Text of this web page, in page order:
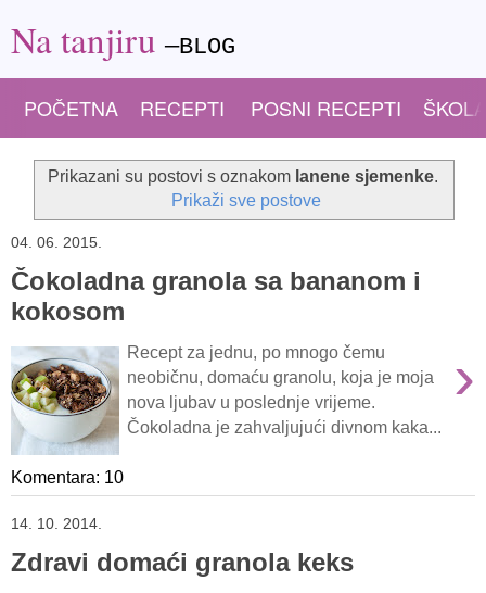
Na tanjiru—BLOG
POČETNA RECEPTI POSNI RECEPTI
Prikazani su postovi s oznakom lanene sjemenke.
Prikaži sve postove
04. 06. 2015.
Čokoladna granola sa bananom i
kokosom
›
Recept za jednu, po mnogo čemu
neobičnu, domaću granolu, koja je moja
nova ljubav u poslednje vrijeme.
Čokoladna je zahvaljujući divnom kaka...
Komentara: 10
14. 10. 2014.
Zdravi domaći granola keks